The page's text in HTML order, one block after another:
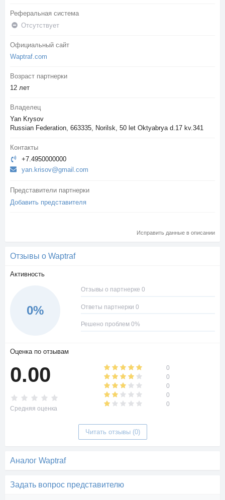
Реферальная система
Отсутствует
Официальный сайт
Waptraf.com
Возраст партнерки
12 лет
Владелец
Yan Krysov
Russian Federation, 663335, Norilsk, 50 let Oktyabrya d.17 kv.341
Контакты
+7.4950000000
yan.krisov@gmail.com
Представители партнерки
Добавить представителя
Исправить данные в описании
Отзывы о Waptraf
Активность
0%
Отзывы о партнерке 0
Ответы партнерки 0
Решено проблем 0%
Оценка по отзывам
0.00
Средняя оценка
0
0
0
0
0
Читать отзывы (0)
Аналог Waptraf
Задать вопрос представителю